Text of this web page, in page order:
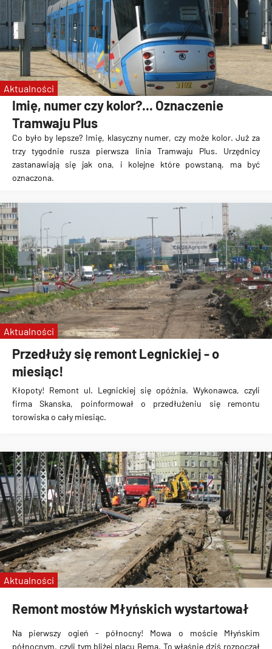
Imię, numer czy kolor?... Oznaczenie
Tramwaju Plus
Co było by lepsze? Imię, klasyczny numer, czy może kolor. Już za
trzy tygodnie rusza pierwsza linia Tramwaju Plus. Urzędnicy
zastanawiają się jak ona, i kolejne które powstaną, ma być
oznaczona.
Aktualności
Przedłuży się remont Legnickiej - o
miesiąc!
Kłopoty! Remont ul. Legnickiej się opóźnia. Wykonawca, czyli
firma Skanska, poinformował o przedłużeniu się remontu
torowiska o cały miesiąc.
Aktualności
Remont mostów Młyńskich wystartował
Na pierwszy ogień - północny! Mowa o moście Młyńskim
północnym, czyli tym bliżej placu Bema. To właśnie dziś rozpoczął
Aktualności